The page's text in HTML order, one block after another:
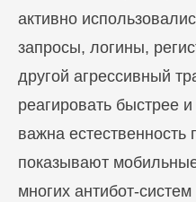
активно
запросы, логины,
другой агрессивный
реагировать быстрее
важна
показывают
многих антибот-